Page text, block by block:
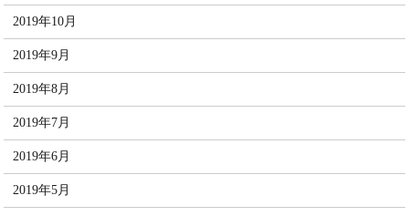
2019年10月
2019年9月
2019年8月
2019年7月
2019年6月
2019年5月